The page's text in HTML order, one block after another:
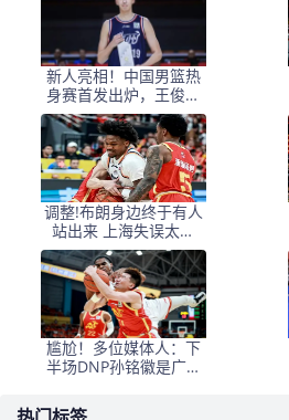
新人亮相！中国男篮热
身赛首发出炉，王俊杰
领衔+徐昕坐镇禁区
调整!布朗身边终于有人
站出来 上海失误太多
+犯规困扰
尴尬！多位媒体人：下
半场DNP孙铭徽是广厦